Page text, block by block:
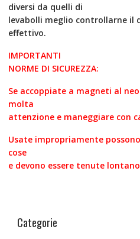
diversi da quelli di
levabolli meglio controllarne il
effettivo.
IMPORTANTI
NORME DI SICUREZZA:
Se accoppiate a magneti al
molta
attenzione e maneggiare con
Usate impropriamente
cose
e devono essere tenute
Categorie